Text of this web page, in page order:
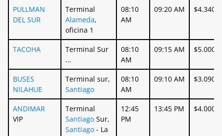
PULLMAN
DEL SUR
Terminal
Alameda,
oficina 1
08:10
AM
09:20 AM $4.340
TACOHA
Terminal Sur
...
08:10
AM
09:15 AM $5.000
BUSES
NILAHUE
Terminal sur,
Santiago
08:10
AM
09:10 AM $3.090
ANDIMAR
VIP
Terminal
Santiago Sur,
Santiago - La
12:45
PM
13:45 PM $4.000